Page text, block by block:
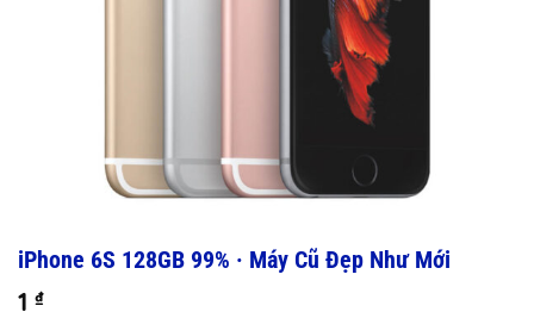
iPhone 6S 128GB 99% · Máy Cũ Đẹp Như Mới
1 ₫